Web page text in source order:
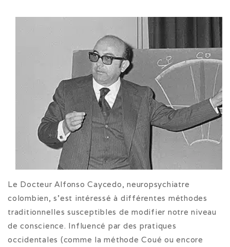
Le Docteur Alfonso Caycedo, neuropsychiatre
colombien, s’est intéressé à différentes méthodes
traditionnelles susceptibles de modifier notre niveau
de conscience. Influencé par des pratiques
occidentales (comme la méthode Coué ou encore